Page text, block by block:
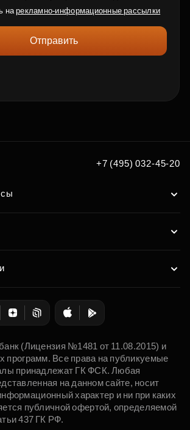
нарекламно-информационные рассылки
Отправить
+7 (495) 032-45-20
(Лицензия №1481 от 11.08.2015) и
программ. Все права на публикуемые
принадлежат ГК ФСК. Любая
на данном сайте, носит
характер и ни при каких
публичной офертой, определяемой
437 ГК РФ.